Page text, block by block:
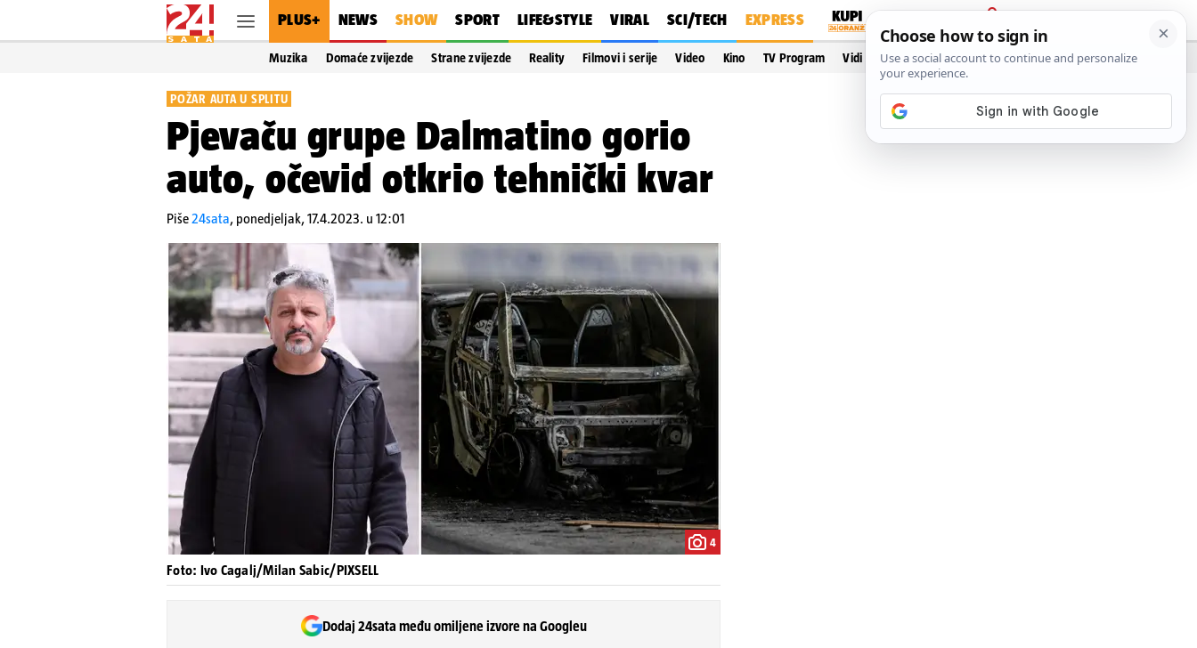
PLUS+ NEWS SHOW SPORT LIFE&STYLE VIRAL SCI/TECH EXPRESS
PRIJAVA
Muzika Domaće zvijezde Strane zvijezde Reality Filmovi i serije Video Kino TV Program Vidi još…
POŽAR AUTA U SPLITU
Pjevaču grupe Dalmatino gorio
auto, očevid otkrio tehnički kvar
Piše24sata, ponedjeljak, 17.4.2023. u 12:01
4
Foto: Ivo Cagalj/Milan Sabic/PIXSELL
Dodaj 24sata među omiljene izvore na Googleu